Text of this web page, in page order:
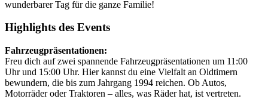
wunderbarer Tag für die ganze Familie!
Highlights des Events
Fahrzeugpräsentationen:
Freu dich auf zwei spannende Fahrzeugpräsentationen um 11:00
Uhr und 15:00 Uhr. Hier kannst du eine Vielfalt an Oldtimern
bewundern, die bis zum Jahrgang 1994 reichen. Ob Autos,
Motorräder oder Traktoren – alles, was Räder hat, ist vertreten.